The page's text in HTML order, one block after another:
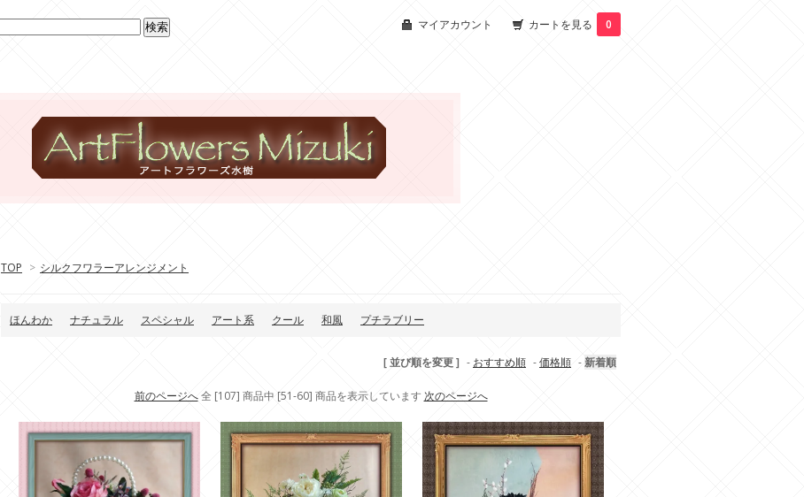
マイアカウント カートを見る 0
TOP > シルクフワラーアレンジメント
ほんわか ナチュラル スペシャル アート系 クール 和風 プチラブリー
[ 並び順を変更 ] - おすすめ順 -価格順 -新着順
前のページへ全 [107] 商品中 [51-60] 商品を表示しています 次のページへ